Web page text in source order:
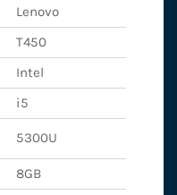
Lenovo
T450
Intel
i5
5300U
8GB